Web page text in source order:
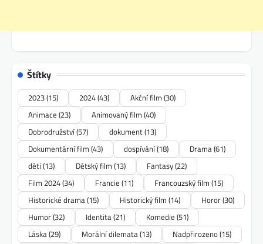
Štítky
2023(15) 2024(43) Akční film (30)
Animace (23) Animovaný film (40)
Dobrodružství(57) dokument(13)
Dokumentární film (43) dospívání(18) Drama(61)
děti (13) Dětský film (13) Fantasy(22)
Film 2024(34) Francie (11) Francouzský film (15)
Historické drama(15) Historický film (14) Horor(30)
Humor(32) Identita(21) Komedie (51)
Láska(29) Morální dilemata(13) Nadpřirozeno(15)